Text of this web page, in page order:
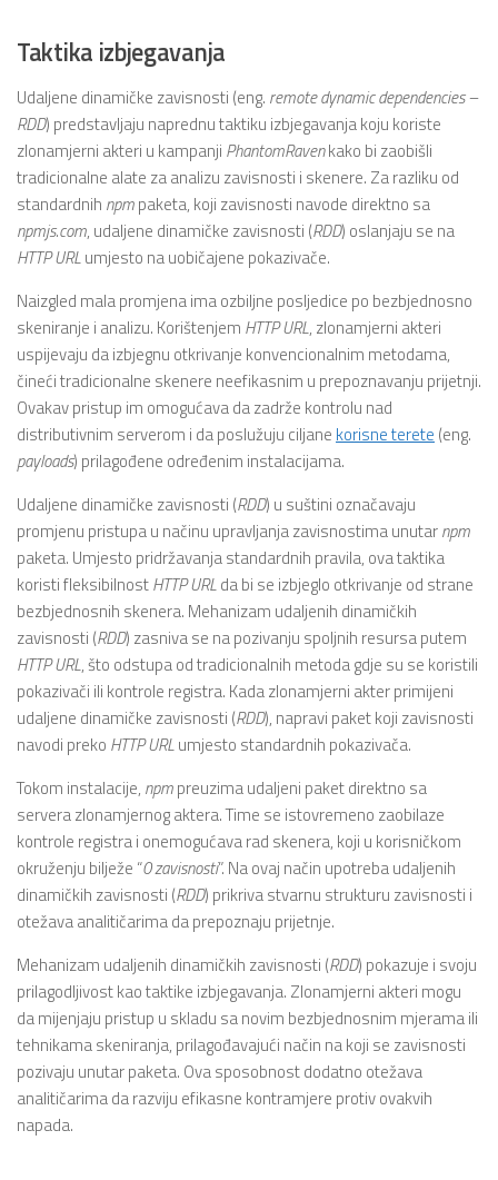
Taktika izbjegavanja
Udaljene dinamičke zavisnosti (eng. remote dynamic dependencies –
RDD) predstavljaju naprednu taktiku izbjegavanja koju koriste
zlonamjerni akteri u kampanji PhantomRavenkako bi zaobišli
tradicionalne alate za analizu zavisnosti i skenere. Za razliku od
standardnih npmpaketa, koji zavisnosti navode direktno sa
npmjs.com, udaljene dinamičke zavisnosti (RDD) oslanjaju se na
HTTP URLumjesto na uobičajene pokazivače.
Naizgled mala promjena ima ozbiljne posljedice po bezbjednosno
skeniranje i analizu. Korištenjem HTTP URL, zlonamjerni akteri
uspijevaju da izbjegnu otkrivanje konvencionalnim metodama,
čineći tradicionalne skenere neefikasnim u prepoznavanju prijetnji.
Ovakav pristup im omogućava da zadrže kontrolu nad
distributivnim serverom i da poslužuju ciljane korisne terete (eng.
payloads) prilagođene određenim instalacijama.
Udaljene dinamičke zavisnosti (RDD) u suštini označavaju
promjenu pristupa u načinu upravljanja zavisnostima unutarnpm
paketa. Umjesto pridržavanja standardnih pravila, ova taktika
koristi fleksibilnostHTTP URLda bi se izbjeglo otkrivanje od strane
bezbjednosnih skenera. Mehanizam udaljenih dinamičkih
zavisnosti (RDD) zasniva se na pozivanju spoljnih resursa putem
HTTP URL, što odstupa od tradicionalnih metoda gdje su se koristili
pokazivači ili kontrole registra. Kada zlonamjerni akter primijeni
udaljene dinamičke zavisnosti (RDD), napravi paket koji zavisnosti
navodi preko HTTP URLumjesto standardnih pokazivača.
Tokom instalacije, npmpreuzima udaljeni paket direktno sa
servera zlonamjernog aktera. Time se istovremeno zaobilaze
kontrole registra i onemogućava rad skenera, koji u korisničkom
okruženju bilježe “0 zavisnosti”. Na ovaj način upotreba udaljenih
dinamičkih zavisnosti (RDD) prikriva stvarnu strukturu zavisnosti i
otežava analitičarima da prepoznaju prijetnje.
Mehanizam udaljenih dinamičkih zavisnosti (RDD) pokazuje i svoju
prilagodljivost kao taktike izbjegavanja. Zlonamjerni akteri mogu
da mijenjaju pristup u skladu sa novim bezbjednosnim mjerama ili
tehnikama skeniranja, prilagođavajući način na koji se zavisnosti
pozivaju unutar paketa. Ova sposobnost dodatno otežava
analitičarima da razviju efikasne kontramjere protiv ovakvih
napada.